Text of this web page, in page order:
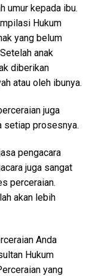
umur kepada ibu.
Hukum
yang belum
anak
diberikan
atau oleh ibunya.
juga
setiap prosesnya.
pengacara
juga sangat
perceraian.
akan lebih
Anda
Hukum
yang